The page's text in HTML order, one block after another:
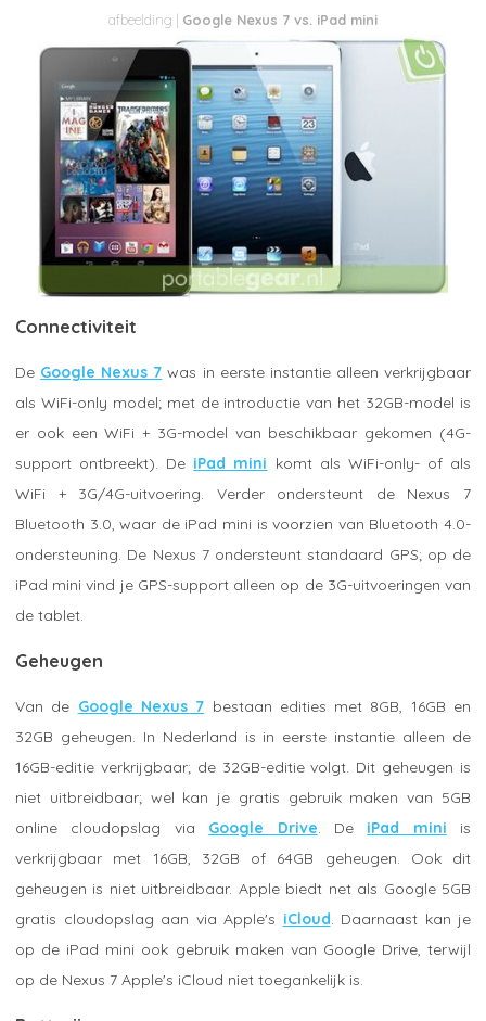
Google Nexus 7 vs. iPad mini
Connectiviteit
De Google Nexus 7 was in eerste instantie alleen verkrijgbaar
als WiFi-only model; met de introductie van het 32GB-model is
er ook een WiFi + 3G-model van beschikbaar gekomen (4G-
support ontbreekt). De iPad mini komt als WiFi-only- of als
WiFi + 3G/4G-uitvoering. Verder ondersteunt de Nexus 7
Bluetooth 3.0, waar de iPad mini is voorzien van Bluetooth 4.0-
ondersteuning. De Nexus 7 ondersteunt standaard GPS; op de
iPad mini vind je GPS-support alleen op de 3G-uitvoeringen van
de tablet.
Geheugen
Van de Google Nexus 7 bestaan edities met 8GB, 16GB en
32GB geheugen. In Nederland is in eerste instantie alleen de
16GB-editie verkrijgbaar; de 32GB-editie volgt. Dit geheugen is
niet uitbreidbaar; wel kan je gratis gebruik maken van 5GB
online cloudopslag via Google Drive. De iPad mini is
verkrijgbaar met 16GB, 32GB of 64GB geheugen. Ook dit
geheugen is niet uitbreidbaar. Apple biedt net als Google 5GB
gratis cloudopslag aan via Apple's iCloud. Daarnaast kan je
op de iPad mini ook gebruik maken van Google Drive, terwijl
op de Nexus 7 Apple's iCloud niet toegankelijk is.